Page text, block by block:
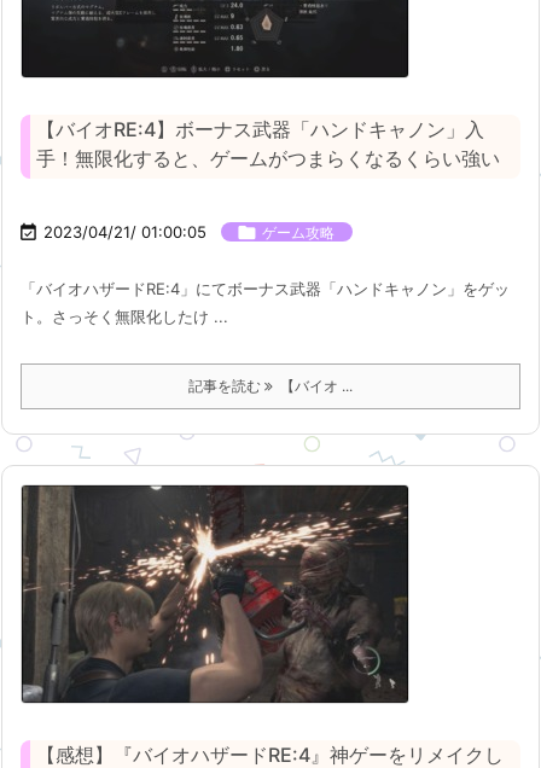
【バイオRE:4】ボーナス武器「ハンドキャノン」入
手！無限化すると、ゲームがつまらくなるくらい強い
 2023/04/21/ 01:00:05  ゲーム攻略
「バイオハザードRE:4」にてボーナス武器「ハンドキャノン」をゲッ
ト。さっそく無限化したけ ...
記事を読む 【バイオ ...
【感想】『バイオハザードRE:4』神ゲーをリメイクし